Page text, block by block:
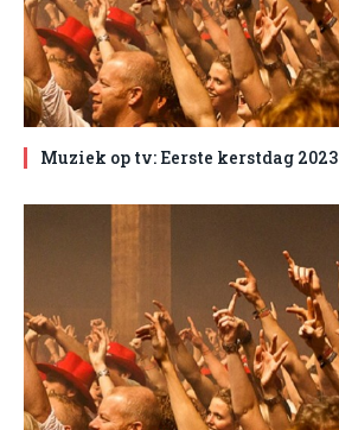
Muziek op tv: Eerste kerstdag 2023